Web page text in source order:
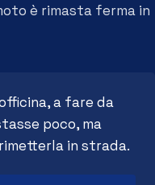
è rimasta ferma in
a fare da
poco, ma
in strada.